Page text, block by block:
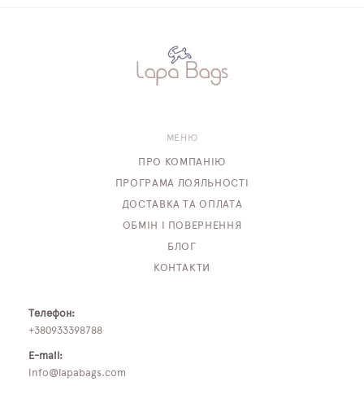
МЕНЮ
ПРО КОМПАНІЮ
ПРОГРАМА ЛОЯЛЬНОСТІ
ДОСТАВКА ТА ОПЛАТА
ОБМІН І ПОВЕРНЕННЯ
БЛОГ
КОНТАКТИ
Телефон:
+380933398788
E-mail:
info@lapabags.com